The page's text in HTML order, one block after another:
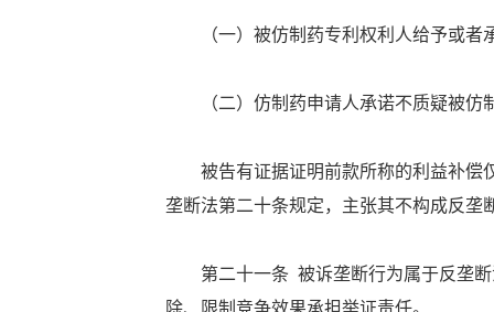
（一）被仿制药专利权利人给予或者
（二）仿制药申请人承诺不质疑被仿
被告有证据证明前款所称的利益补偿仅
垄断法第二十条规定，主张其不构成反
第二十一条 被诉垄断行为属于反垄断
除、限制竞争效果承担举证责任。